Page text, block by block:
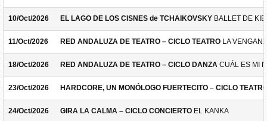
10/Oct/2026 EL LAGO DE LOS CISNES de TCHAIKOVSKY BALLET DE
11/Oct/2026 RED ANDALUZA DE TEATRO – CICLO TEATRO LA
18/Oct/2026 RED ANDALUZA DE TEATRO – CICLO DANZA CUÁL ES MI
23/Oct/2026 HARDCORE, UN MONÓLOGO FUERTECITO – CICLO
24/Oct/2026 GIRA LA CALMA – CICLO CONCIERTO EL KANKA